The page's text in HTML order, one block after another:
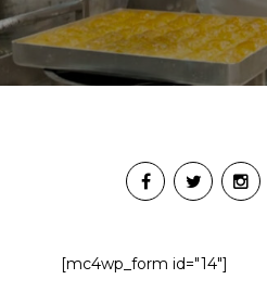
[mc4wp_form id="14"]